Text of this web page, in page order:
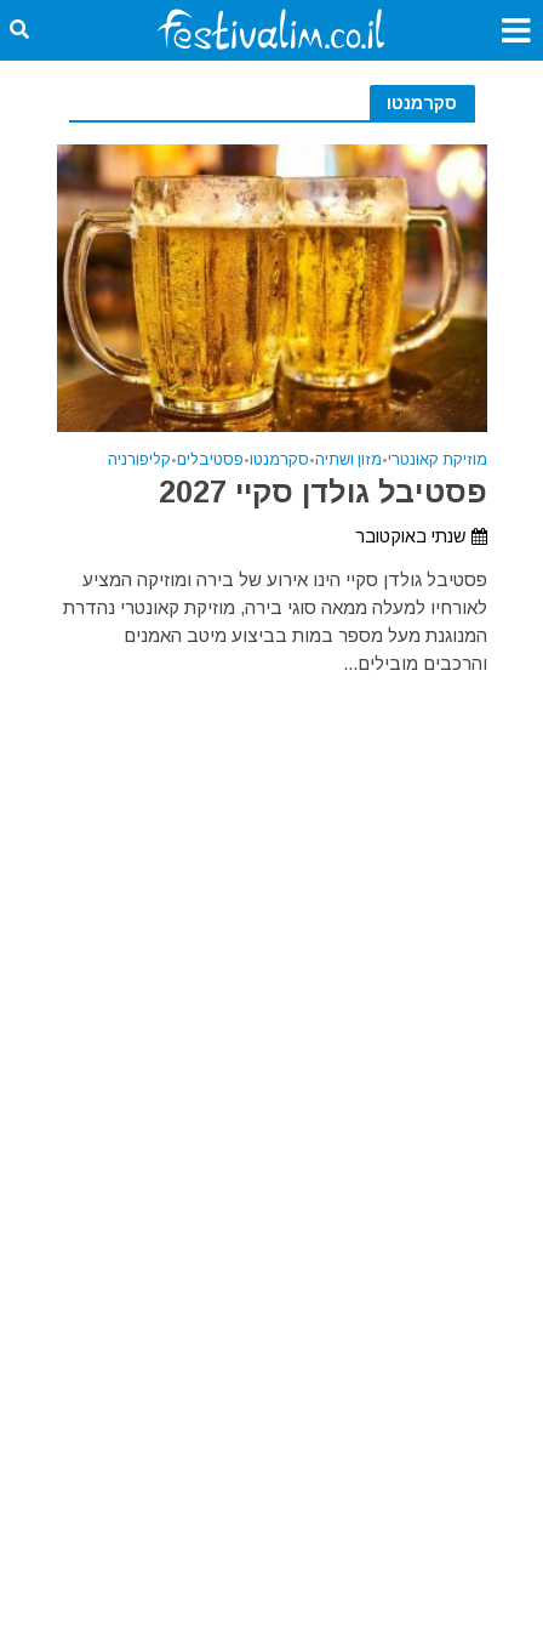
סקרמנטו
מוזיקת קאונטרי•מזון ושתיה•סקרמנטו•פסטיבלים•קליפורניה
פסטיבל גולדן סקיי 2027
שנתי באוקטובר
פסטיבל גולדן סקיי הינו אירוע של בירה ומוזיקה המציע
לאורחיו למעלה ממאה סוגי בירה, מוזיקת קאונטרי נהדרת
המנוגנת מעל מספר במות בביצוע מיטב האמנים
והרכבים מובילים...